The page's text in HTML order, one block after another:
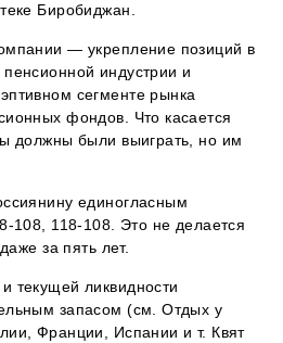
Биробиджан.
— укрепление позиций в
индустрии и
сегменте рынка
фондов. Что касается
должны были выиграть, но им
единогласным
108, 118-108. Это не делается
за пять лет.
текущей ликвидности
запасом (см. Отдых у
Франции, Испании и т. Квят